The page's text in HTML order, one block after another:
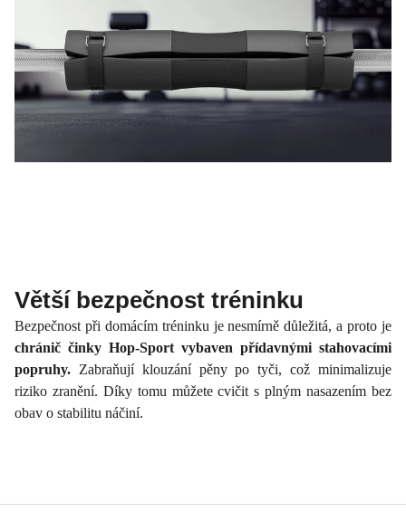
Větší bezpečnost tréninku
Bezpečnost při domácím tréninku je nesmírně důležitá, a proto je
chránič činky Hop-Sport vybaven přídavnými stahovacími
popruhy. Zabraňují klouzání pěny po tyči, což minimalizuje
riziko zranění. Díky tomu můžete cvičit s plným nasazením bez
obav o stabilitu náčiní.